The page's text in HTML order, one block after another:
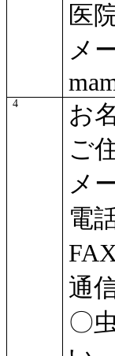
医
メ
4
お
ご
メ
電
通
〇